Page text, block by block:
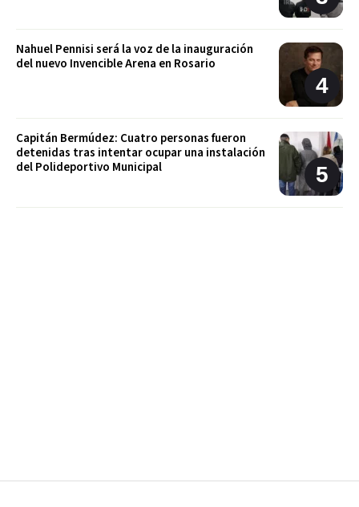
Nahuel Pennisi será la voz de la inauguración
del nuevo Invencible Arena en Rosario
Capitán Bermúdez: Cuatro personas fueron
detenidas tras intentar ocupar una instalación
del Polideportivo Municipal